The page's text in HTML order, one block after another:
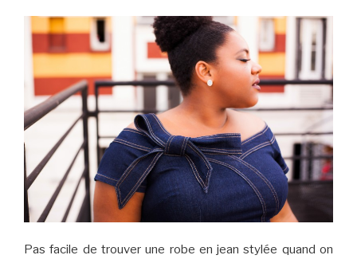
Pas facile de trouver une robe en jean stylée quand on